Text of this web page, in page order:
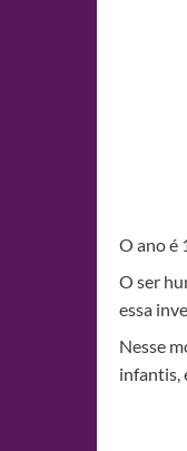
O ano é
O ser
essa
Nesse
infantis,